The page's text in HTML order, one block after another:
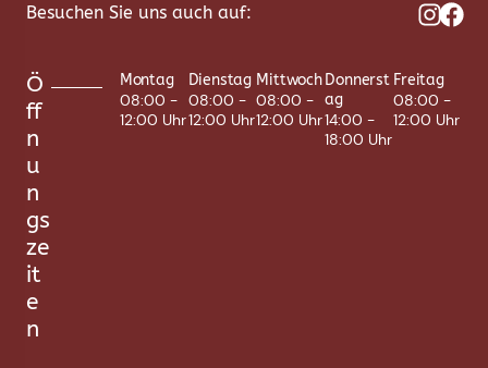
Besuchen Sie uns auch auf:
Ö
ff
n
u
n
gs
ze
it
e
n
Montag
08:00 -
12:00 Uhr
Dienstag
08:00 -
12:00 Uhr
Mittwoch
08:00 -
12:00 Uhr
Donnerst
ag
14:00 -
18:00 Uhr
Freitag
08:00 -
12:00 Uhr